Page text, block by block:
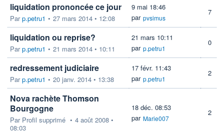
liquidation prononcée ce jour
Parp.petru1 • 27 mars 2014 • 12:08
9 mai 18:46
par pvsimus
7
liquidation ou reprise?
Parp.petru1 • 21 mars 2014 • 10:11
21 mars 10:11
par p.petru1
0
redressement judiciaire
Parp.petru1 • 20 janv. 2014 • 13:38
17 févr. 11:43
par p.petru1
2
Nova rachète Thomson
Bourgogne
Par Profil supprimé • 4 août 2008 •
08:03
18 déc. 08:53
par Marie007
2